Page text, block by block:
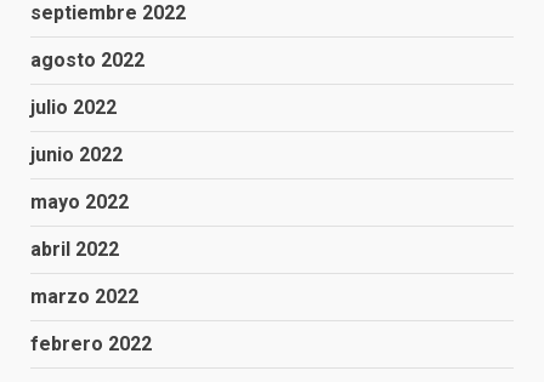
septiembre 2022
agosto 2022
julio 2022
junio 2022
mayo 2022
abril 2022
marzo 2022
febrero 2022